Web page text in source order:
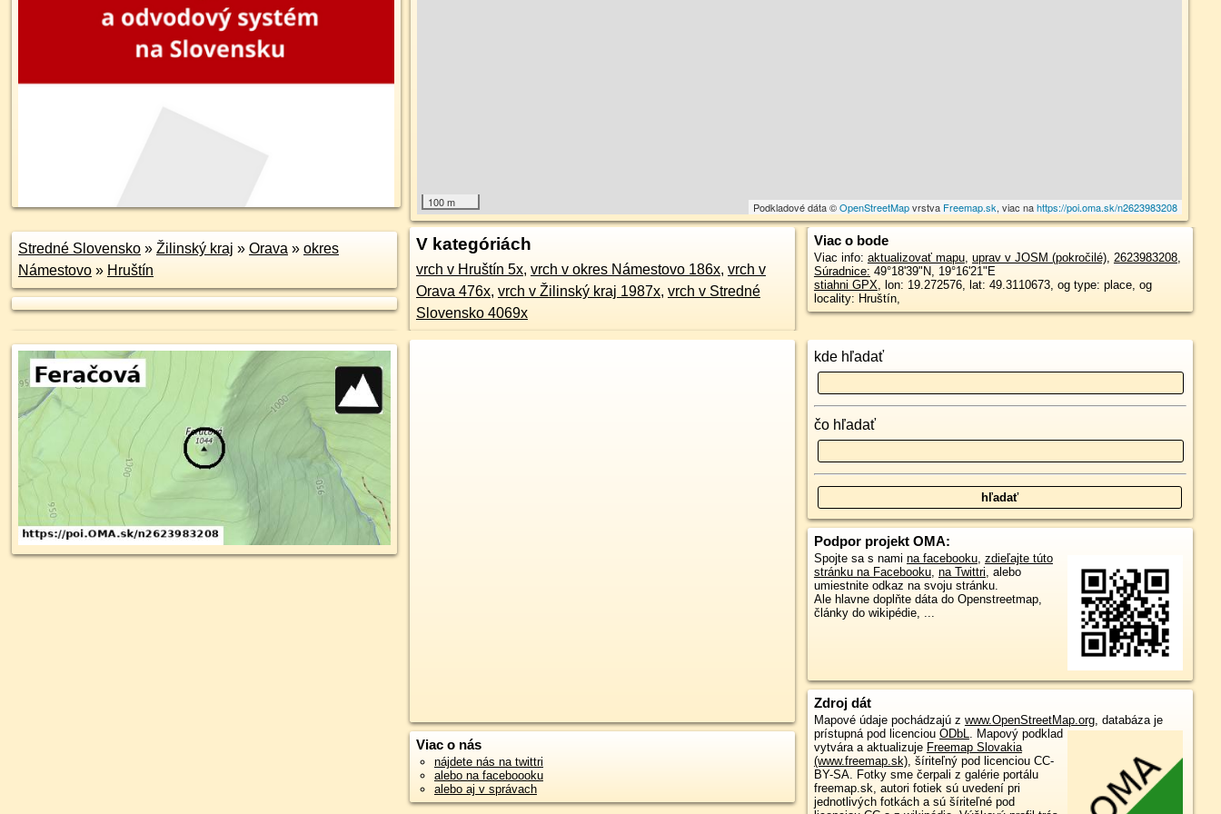
100 m Podkladové dáta ©OpenStreetMapvrstva Freemap.sk, viac nahttps://poi.oma.sk/n2623983208
Stredné Slovensko » Žilinský kraj » Orava » okres
Námestovo » Hruštín
V kategóriách
vrch v Hruštín 5x, vrch v okres Námestovo 186x, vrch v
Orava 476x, vrch v Žilinský kraj 1987x, vrch v Stredné
Slovensko 4069x
Viac o bode
Viac info: aktualizovať mapu, uprav v JOSM (pokročilé), 2623983208,
Súradnice: 49°18'39"N, 19°16'21"E
stiahni GPX, lon: 19.272576, lat: 49.3110673, og type: place, og
locality: Hruštín,
Viac o nás
nájdete nás na twittri
alebo na faceboooku
alebo aj v správach
kde hľadať
čo hľadať
Podpor projekt OMA:
Spojte sa s nami na facebooku, zdieľajte túto
stránku na Facebooku, na Twittri, alebo
umiestnite odkaz na svoju stránku.
Ale hlavne doplňte dáta do Openstreetmap,
články do wikipédie, ...
Zdroj dát
Mapové údaje pochádzajú z www.OpenStreetMap.org, databáza je
prístupná pod licenciou ODbL. Mapový podklad
vytvára a aktualizuje Freemap Slovakia
(www.freemap.sk), šíriteľný pod licenciou CC-
BY-SA. Fotky sme čerpali z galérie portálu
freemap.sk, autori fotiek sú uvedení pri
jednotlivých fotkách a sú šíriteľné pod